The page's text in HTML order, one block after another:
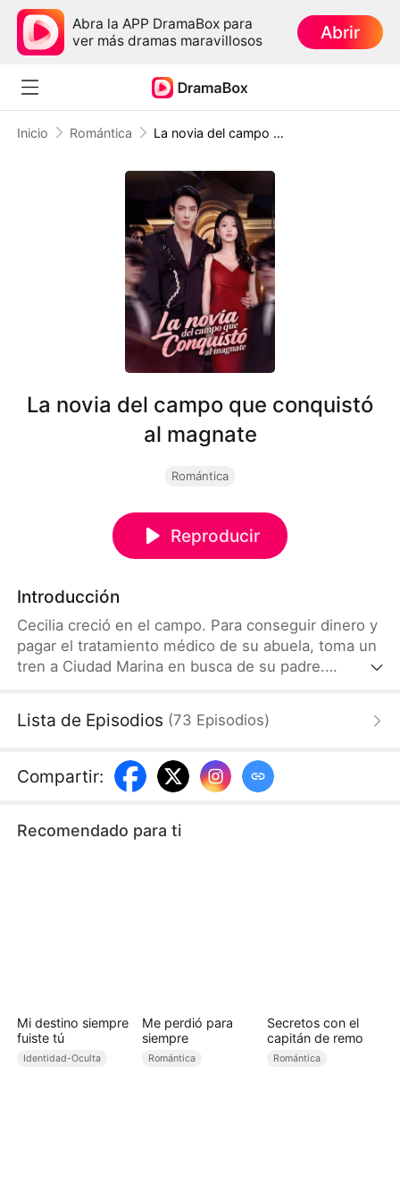
Abra la APP DramaBox para
ver más dramas maravillosos
Abrir
Inicio Romántica La novia del campo que conquistó al magnate
La novia del campo que conquistó
al magnate
Romántica
Reproducir
Introducción
Cecilia creció en el campo. Para conseguir dinero y
pagar el tratamiento médico de su abuela, toma un
tren a Ciudad Marina en busca de su padre.
y gravemente herido, Hernán es salvado por
de romper. Al regresar a Ciudad Marina, Hernán
comienza a cortejar a Cecilia con una intensidad
Lista de Episodios (73 Episodios)
Compartir:
Recomendado para ti
Mi destino siempre
fuiste tú
Identidad-Oculta
Me perdió para
siempre
Romántica
Secretos con el
capitán de remo
Romántica